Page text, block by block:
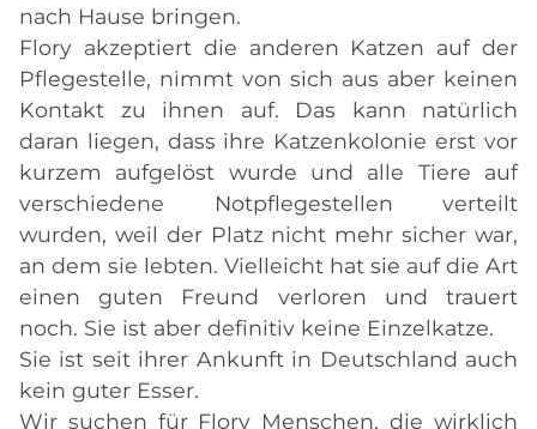
nach Hause bringen.
Flory akzeptiert die anderen Katzen auf der
Pflegestelle, nimmt von sich aus aber keinen
Kontakt zu ihnen auf. Das kann natürlich
daran liegen, dass ihre Katzenkolonie erst vor
kurzem aufgelöst wurde und alle Tiere auf
verschiedene Notpflegestellen verteilt
wurden, weil der Platz nicht mehr sicher war,
an dem sie lebten. Vielleicht hat sie auf die Art
einen guten Freund verloren und trauert
noch. Sie ist aber definitiv keine Einzelkatze.
Sie ist seit ihrer Ankunft in Deutschland auch
kein guter Esser.
Wir suchen für Flory Menschen, die wirklich